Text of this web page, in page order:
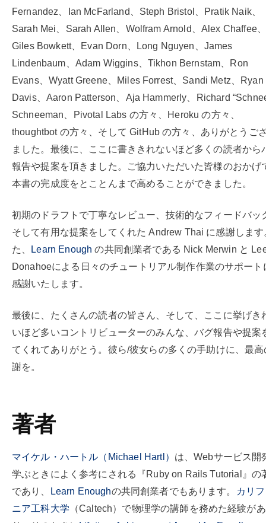
Fernandez、Ian McFarland、Steph Bristol、Pratik Naik、
Sarah Mei、Sarah Allen、Wolfram Arnold、Alex Chaffee
Giles Bowkett、Evan Dorn、Long Nguyen、James
Lindenbaum、Adam Wiggins、Tikhon Bernstam、Ron
Evans、Wyatt Greene、Miles Forrest、Sandi Metz、Ryan
Davis、Aaron Patterson、Aja Hammerly、Richard
Schneeman、Pivotal Labs の方々、Heroku の方々、
thoughtbot の方々、そして GitHub の方々、ありがとうご
ました。最後に、ここに書ききれないほど多くの読者から
報告や提案を頂きました。ご協力いただいた皆様のおかげ
本書の完成度をとことんまで高めることができました。
初期のドラフトで丁寧なレビュー、技術的なフィードバッ
そして有用な提案をしてくれた Andrew Thai に感謝します
た、
Learn Enough の共同創業者である Nick Merwin と
Donahoeによる日々のチュートリアル制作作業のサポート
感謝いたします。
最後に、たくさんの読者の皆さん、そして、ここに挙げき
いほど多いコントリビューターのみんな、バグ報告や提案
てくれてありがとう。彼ら/彼女らの多くの手助けに、最高
謝を。
著者
マイケル・ハートル（Michael Hartl） は、Webサービス開
学ぶときによく参考にされる『Ruby on Rails Tutorial』の
であり、
Learn Enoughの共同創業者でもあります。
カリ
ニア工科大学 （Caltech）で物理学の講師を務めた経験があ